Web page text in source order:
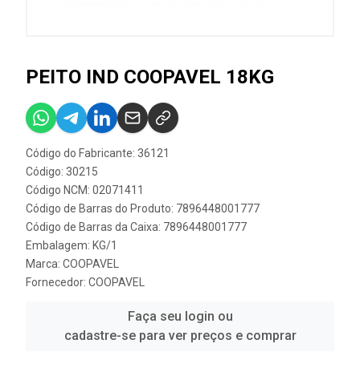
PEITO IND COOPAVEL 18KG
Código do Fabricante: 36121
Código: 30215
Código NCM: 02071411
Código de Barras do Produto: 7896448001777
Código de Barras da Caixa: 7896448001777
Embalagem: KG/1
Marca: COOPAVEL
Fornecedor: COOPAVEL
Faça seu login ou
cadastre-se para ver preços e comprar